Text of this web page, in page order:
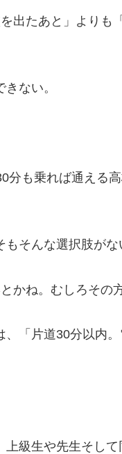
出たあと」よりも
ない。
も乗れば通える
そんな選択肢がな
かね。むしろその
「片道30分以内
級生や先生そし